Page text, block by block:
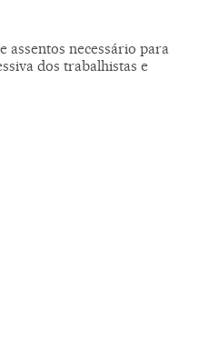
assentos necessário para
dos trabalhistas e